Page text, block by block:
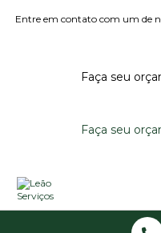
Entre em contato com um de
Faça seu
Faça seu